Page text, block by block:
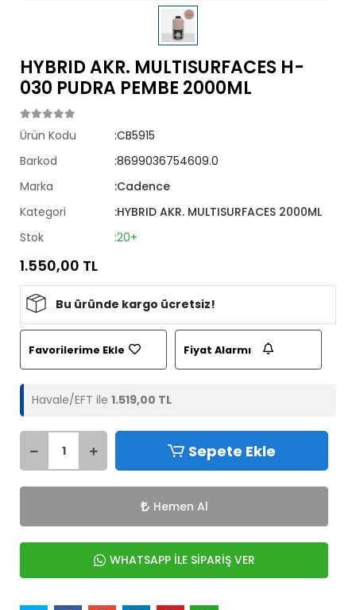
HYBRID AKR. MULTISURFACES H-
030 PUDRA PEMBE 2000ML
Ürün Kodu
:CB5915
Barkod
:8699036754609.0
Marka
:Cadence
Kategori
:HYBRID AKR. MULTISURFACES 2000ML
Stok
:20+
1.550,00 TL
Bu üründe kargo ücretsiz!
Favorilerime Ekle Fiyat Alarmı
Havale/EFT ile 1.519,00 TL
Sepete Ekle
Hemen Al
WHATSAPP İLE SİPARİŞ VER